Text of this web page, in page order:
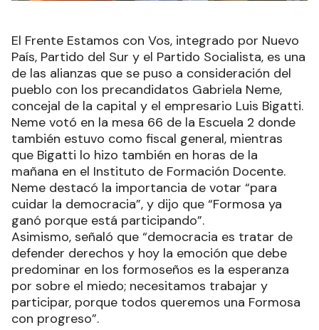
El Frente Estamos con Vos, integrado por Nuevo
País, Partido del Sur y el Partido Socialista, es una
de las alianzas que se puso a consideración del
pueblo con los precandidatos Gabriela Neme,
concejal de la capital y el empresario Luis Bigatti.
Neme votó en la mesa 66 de la Escuela 2 donde
también estuvo como fiscal general, mientras
que Bigatti lo hizo también en horas de la
mañana en el Instituto de Formación Docente.
Neme destacó la importancia de votar “para
cuidar la democracia”, y dijo que “Formosa ya
ganó porque está participando”.
Asimismo, señaló que “democracia es tratar de
defender derechos y hoy la emoción que debe
predominar en los formoseños es la esperanza
por sobre el miedo; necesitamos trabajar y
participar, porque todos queremos una Formosa
con progreso”.